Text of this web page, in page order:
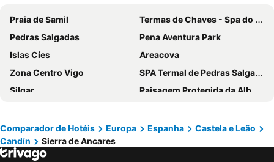
Praia de Samil
Termas de Chaves - Spa do Imperador
Pedras Salgadas
Pena Aventura Park
Islas Cíes
Areacova
Zona Centro Vigo
SPA Termal de Pedras Salgadas
Silgar
Paisagem Protegida da Albufeira do Azibo
Praia Areabrava
Praia da Lanzada
Catedral de Santiago de Compostela
Comparador de Hotéis Europa Espanha
Castela e Leão
Candín
Sierra de Ancares